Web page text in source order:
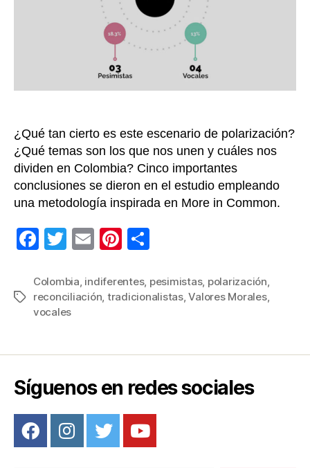
¿Qué tan cierto es este escenario de polarización?
¿Qué temas son los que nos unen y cuáles nos
dividen en Colombia? Cinco importantes
conclusiones se dieron en el estudio empleando
una metodología inspirada en More in Common.
F
c
e
o
k
T
tt
er
E
ail
Pi
er
e
m
p
tir
Etiquetas
Colombia, indiferentes, pesimistas, polarización,
reconciliación, tradicionalistas,Valores Morales,
vocales
Síguenos en redes sociales